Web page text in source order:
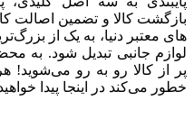
بازگشت کالا و تضمین اصالت
های معتبر دنیا، به یک از
لوازم جانبی تبدیل شود. به
پر از کالا رو به رو می‌شوید!
خطور می‌کند در اینجا پیدا